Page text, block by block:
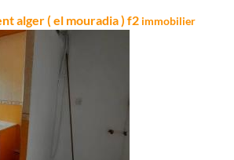
alger ( el mouradia ) f2 immobilier